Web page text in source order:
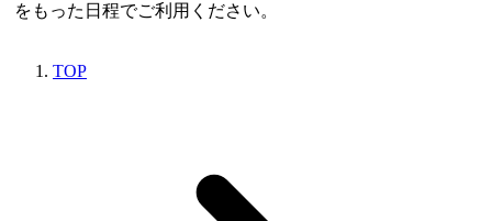
をもった日程でご利用ください。
TOP